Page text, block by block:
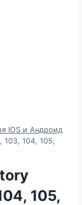
IOS и Андроид
103, 104, 105,
105,